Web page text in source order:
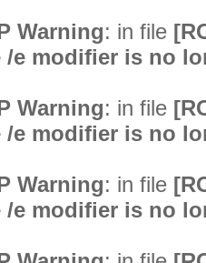
Warning: in file
/e modifier is no
Warning: in file
/e modifier is no
Warning: in file
/e modifier is no